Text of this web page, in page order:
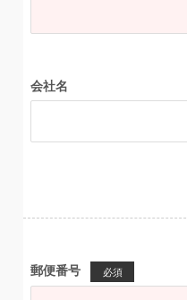
会社名
郵便番号 必須